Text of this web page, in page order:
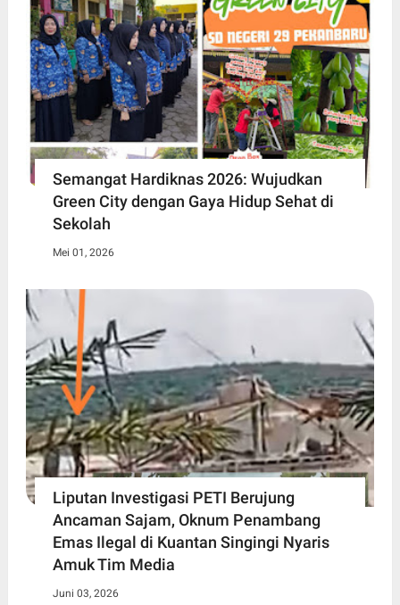
Semangat Hardiknas 2026: Wujudkan
Green City dengan Gaya Hidup Sehat di
Sekolah
Mei 01, 2026
Liputan Investigasi PETI Berujung
Ancaman Sajam, Oknum Penambang
Emas Ilegal di Kuantan Singingi Nyaris
Amuk Tim Media
Juni 03, 2026